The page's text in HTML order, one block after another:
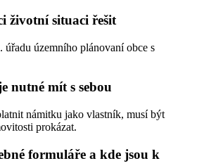
životní situaci řešit
úřadu územního plánovaní obce s
nutné mít s sebou
námitku jako vlastník, musí být
prokázat.
formuláře a kde jsou k